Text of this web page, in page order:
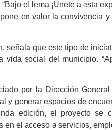
el lema ¡Únete a esta
en valor la convivencia y
señala que este tipo de
social del municipio.
por la Dirección
y generar espacios de
edición, el proyecto se
el acceso a servicios,